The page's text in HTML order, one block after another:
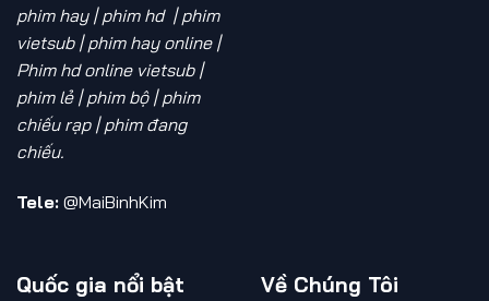
phim hay | phim hd | phim
vietsub | phim hay online |
Phim hd online vietsub |
phim lẻ | phim bộ | phim
chiếu rạp | phim đang
chiếu.
Tele: @MaiBinhKim
Quốc gia nổi bật Về Chúng Tôi